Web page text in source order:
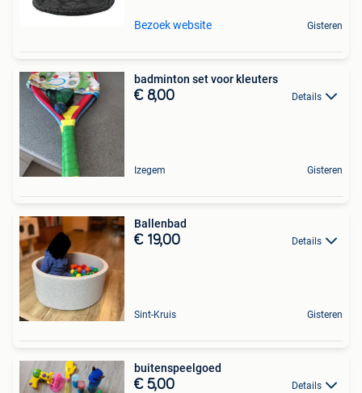
Bezoek website Gisteren
badminton set voor kleuters
€ 8,00 Details
Izegem Gisteren
Ballenbad
€ 19,00 Details
Sint-Kruis Gisteren
buitenspeelgoed
€ 5,00 Details